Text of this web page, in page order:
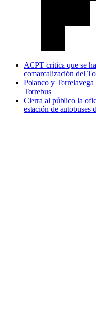
ACPT critica que se
comarcalización del
Polanco y
Torrebus
Cierra al público la
estación de autobuses